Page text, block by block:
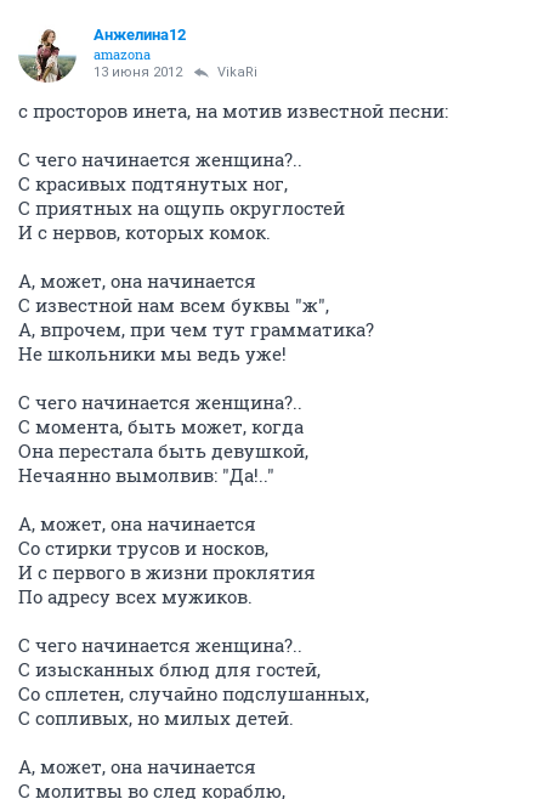
Анжелина12
amazona
13 июня 2012 VikaRi
с просторов инета, на мотив известной песни:
С чего начинается женщина?..
С красивых подтянутых ног,
С приятных на ощупь округлостей
И с нервов, которых комок.
А, может, она начинается
С известной нам всем буквы "ж",
А, впрочем, при чем тут грамматика?
Не школьники мы ведь уже!
С чего начинается женщина?..
С момента, быть может, когда
Она перестала быть девушкой,
Нечаянно вымолвив: "Да!.."
А, может, она начинается
Со стирки трусов и носков,
И с первого в жизни проклятия
По адресу всех мужиков.
С чего начинается женщина?..
С изысканных блюд для гостей,
Со сплетен, случайно подслушанных,
С сопливых, но милых детей.
А, может, она начинается
С молитвы во след кораблю,